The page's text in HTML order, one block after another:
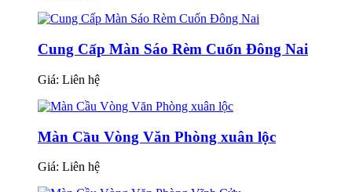
Cung Cấp Màn Sáo Rèm Cuốn Đông Nai
Giá: Liên hệ
Màn Cầu Vòng Văn Phòng xuân lộc
Giá: Liên hệ